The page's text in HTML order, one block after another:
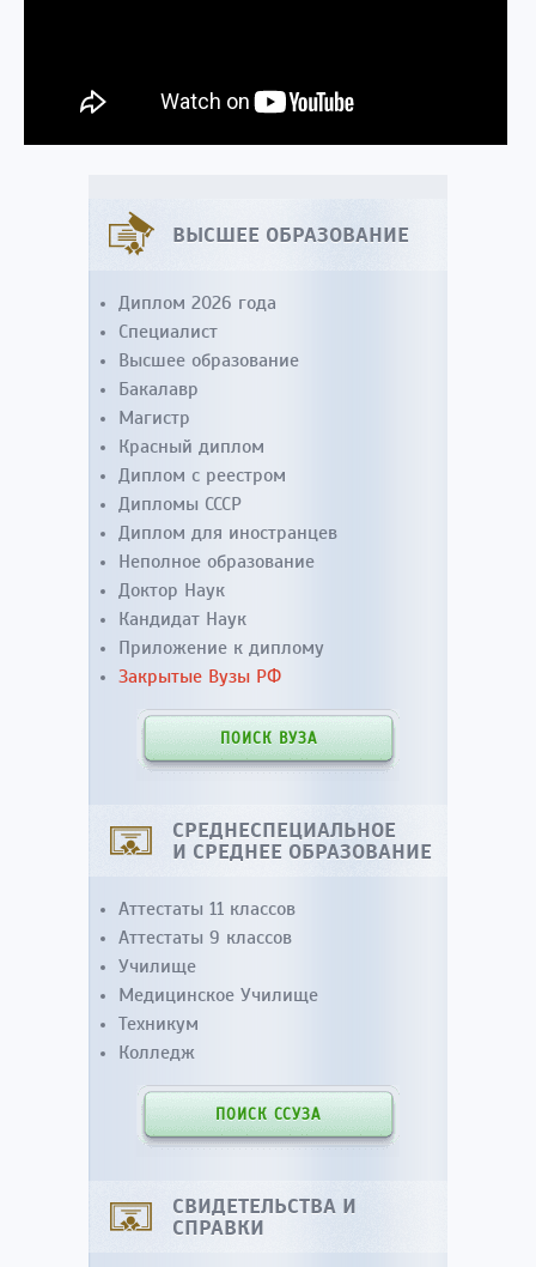
ВЫСШЕЕ ОБРАЗОВАНИЕ
Диплом 2026 года
Специалист
Высшее образование
Бакалавр
Магистр
Красный диплом
Диплом с реестром
Дипломы СССР
Диплом для иностранцев
Неполное образование
Доктор Наук
Кандидат Наук
Приложение к диплому
Закрытые Вузы РФ
ПОИСК ВУЗА
СРЕДНЕСПЕЦИАЛЬНОЕ
И СРЕДНЕЕ ОБРАЗОВАНИЕ
Аттестаты 11 классов
Аттестаты 9 классов
Училище
Медицинское Училище
Техникум
Колледж
ПОИСК ССУЗА
СВИДЕТЕЛЬСТВА И
СПРАВКИ